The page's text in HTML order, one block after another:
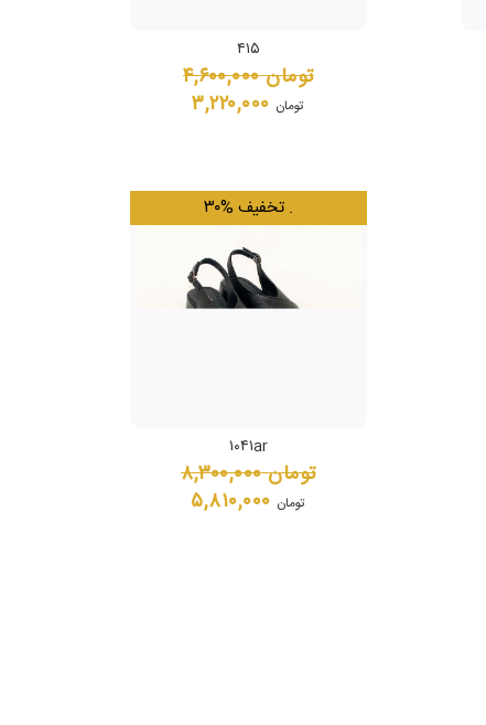
۴۱۵
۴,۶۰۰,۰۰۰تومان
۳,۲۲۰,۰۰۰ تومان
۱۰۴۱ar
۸,۳۰۰,۰۰۰تومان
۵,۸۱۰,۰۰۰ تومان
۳۰% تخفیف .